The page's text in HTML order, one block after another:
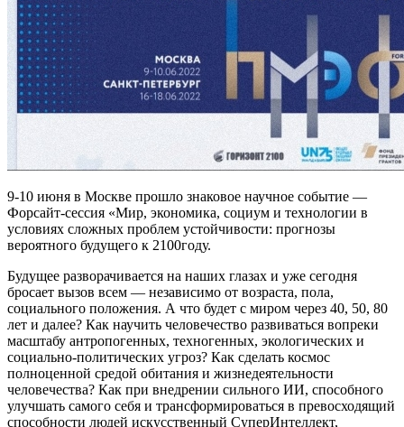
9-10 июня в Москве прошло знаковое научное событие —
Форсайт-сессия «Мир, экономика, социум и технологии в
условиях сложных проблем устойчивости: прогнозы
вероятного будущего к 2100году.
Будущее разворачивается на наших глазах и уже сегодня
бросает вызов всем — независимо от возраста, пола,
социального положения. А что будет с миром через 40, 50, 80
лет и далее? Как научить человечество развиваться вопреки
масштабу антропогенных, техногенных, экологических и
социально-политических угроз? Как сделать космос
полноценной средой обитания и жизнедеятельности
человечества? Как при внедрении сильного ИИ, способного
улучшать самого себя и трансформироваться в превосходящий
способности людей искусственный СуперИнтеллект,